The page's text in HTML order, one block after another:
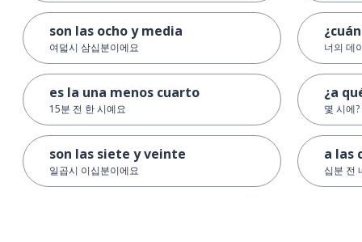
son las ocho y media
여덟시 삼십분이에요
es la una menos cuarto
15분 전 한 시예요
son las siete y veinte
일곱시 이십분이에요
너의 데
¿a
몇 시에?
a las
십분 전